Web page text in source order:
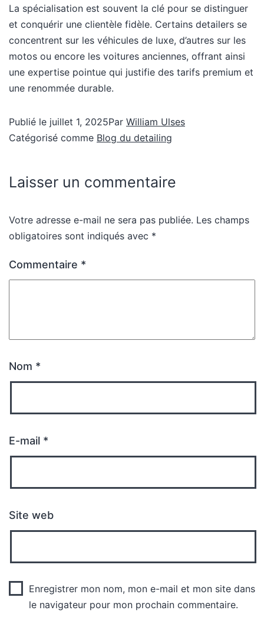
La spécialisation est souvent la clé pour se distinguer
et conquérir une clientèle fidèle. Certains detailers se
concentrent sur les véhicules de luxe, d’autres sur les
motos ou encore les voitures anciennes, offrant ainsi
une expertise pointue qui justifie des tarifs premium et
une renommée durable.
Publié le juillet 1, 2025Par William Ulses
Catégorisé comme Blog du detailing
Laisser un commentaire
Votre adresse e-mail ne sera pas publiée. Les champs
obligatoires sont indiqués avec *
Commentaire *
Nom *
E-mail *
Site web
Enregistrer mon nom, mon e-mail et mon site dans
le navigateur pour mon prochain commentaire.